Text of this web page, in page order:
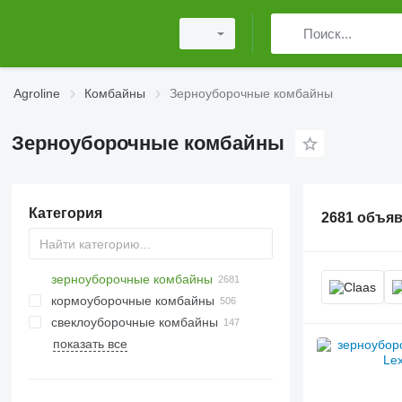
Agroline Комбайны Зерноуборочные комбайны
Зерноуборочные комбайны
Категория
зерноуборочные комбайны
кормоуборочные комбайны
свеклоуборочные комбайны
показать все
2681